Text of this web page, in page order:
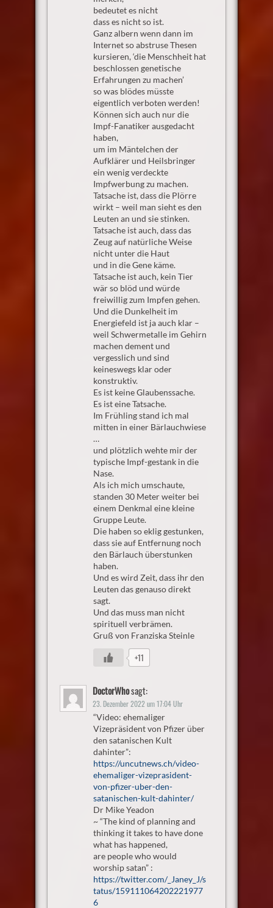
bedeutet es nicht
dass es nicht so ist.
Ganz albern wenn dann im
Internet so abstruse Thesen
kursieren, ‘die Menschheit hat
beschlossen genetische
Erfahrungen zu machen’
so was blödes müsste
eigentlich verboten werden!
Können sich auch nur die
Impf-Fanatiker ausgedacht
haben,
um im Mäntelchen der
Aufklärer und Heilsbringer
ein wenig verdeckte
Impfwerbung zu machen.
Tatsache ist, dass die Plörre
wirkt – weil man sieht es den
Leuten an und sie stinken.
Tatsache ist auch, dass das
Zeug auf natürliche Weise
nicht unter die Haut
und in die Gene käme.
Tatsache ist auch, kein Tier
wär so blöd und würde
freiwillig zum Impfen gehen.
Und die Dunkelheit im
Energiefeld ist ja auch klar –
weil Schwermetalle im Gehirn
machen dement und
vergesslich und sind
keineswegs klar oder
konstruktiv.
Es ist keine Glaubenssache.
Es ist eine Tatsache.
Im Frühling stand ich mal
mitten in einer Bärlauchwiese
…
und plötzlich wehte mir der
typische Impf-gestank in die
Nase.
Als ich mich umschaute,
standen 30 Meter weiter bei
einem Denkmal eine kleine
Gruppe Leute.
Die haben so eklig gestunken,
dass sie auf Entfernung noch
den Bärlauch überstunken
haben.
Und es wird Zeit, dass ihr den
Leuten das genauso direkt
sagt.
Und das muss man nicht
spirituell verbrämen.
Gruß von Franziska Steinle
+11
DoctorWhosagt:
23. Dezember 2022 um 17:04 Uhr
“Video: ehemaliger
Vizepräsident von Pfizer über
den satanischen Kult
dahinter”:
https://uncutnews.ch/video-
ehemaliger-vizeprasident-
von-pfizer-uber-den-
satanischen-kult-dahinter/
Dr Mike Yeadon
~ “The kind of planning and
thinking it takes to have done
what has happened,
are people who would
worship satan” :
https://twitter.com/_Janey_J/s
tatus/159111064202221977
6